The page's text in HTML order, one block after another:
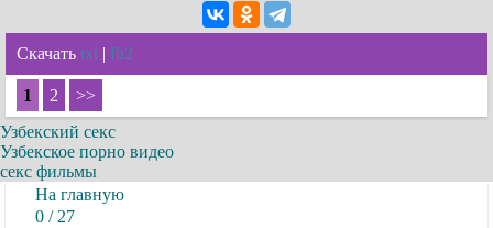
Скачать txt | fb2
1 2
>>
Узбекский секс
Узбекское порно видео
секс фильмы
На главную
0 / 27